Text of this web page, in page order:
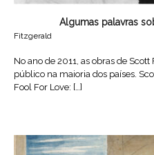
Algumas palavras
Fitzgerald
No ano de 2011, as obras de
público na maioria dos países.
Fool For Love: […]